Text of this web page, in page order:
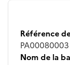
Référence
PA00080003
Nom de la